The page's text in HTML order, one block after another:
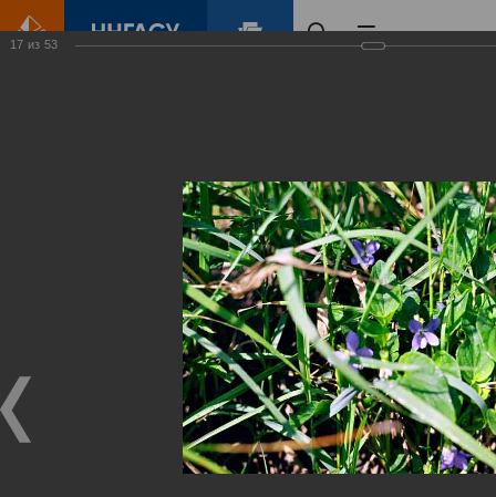
Виртуальные
выставки
(фотоальбомы)
17 из 53